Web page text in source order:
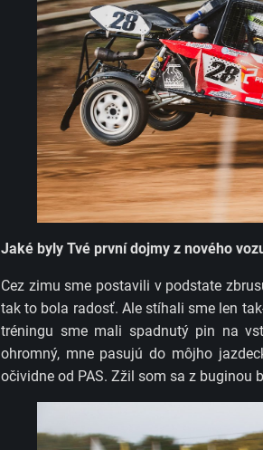
Jaké byly Tvé první dojmy z nového
Cez zimu sme postavili v podstate
tak to bola radosť. Ale stíhali sme len
tréningu sme mali spadnutý pin na
ohromný, mne pasujú do môjho
očividne od PAS. Zžil som sa z buginou